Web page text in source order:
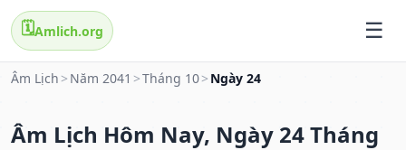
🗓️Amlich.org
Âm Lịch > Năm 2041 >Tháng 10> Ngày 24
Âm Lịch Hôm Nay, Ngày 24 Tháng